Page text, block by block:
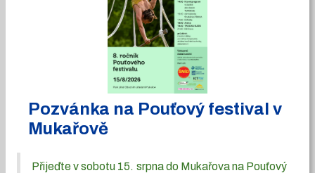
Pozvánka na Pouťový festival v
Mukařově
Přijeďte v sobotu 15. srpna do Mukařova na Pouťový